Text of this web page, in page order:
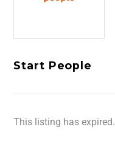
Start People
This listing has expired.